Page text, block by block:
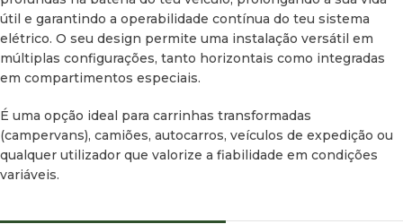
útil e garantindo a operabilidade contínua do teu sistema
elétrico. O seu design permite uma instalação versátil em
múltiplas configurações, tanto horizontais como integradas
em compartimentos especiais.
É uma opção ideal para carrinhas transformadas
(campervans), camiões, autocarros, veículos de expedição ou
qualquer utilizador que valorize a fiabilidade em condições
variáveis.